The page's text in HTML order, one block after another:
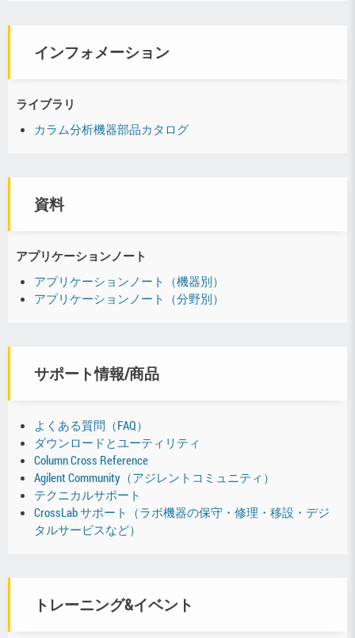
インフォメーション
ライブラリ
カラム分析機器部品カタログ
資料
アプリケーションノート
アプリケーションノート（機器別）
アプリケーションノート（分野別）
サポート情報/商品
よくある質問（FAQ）
ダウンロードとユーティリティ
Column Cross Reference
Agilent Community（アジレントコミュニティ）
テクニカルサポート
CrossLab サポート（ラボ機器の保守・修理・移設・デジ
タルサービスなど）
トレーニング&イベント